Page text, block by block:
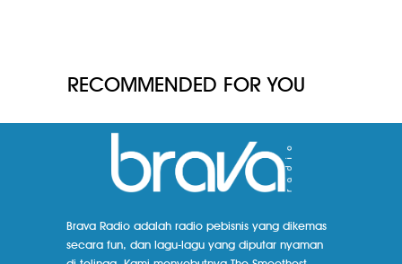
RECOMMENDED FOR YOU
Brava Radio adalah radio pebisnis yang dikemas
secara fun, dan lagu-lagu yang diputar nyaman